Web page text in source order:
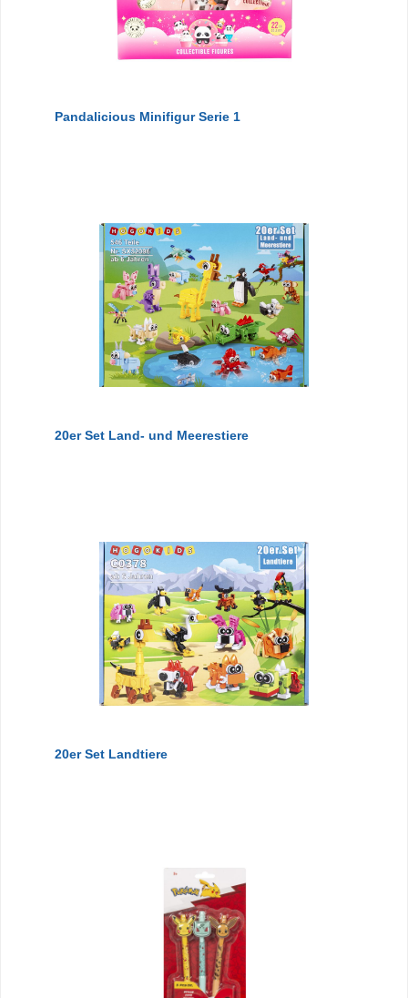
Pandalicious Minifigur Serie 1
20er Set Land- und Meerestiere
20er Set Landtiere